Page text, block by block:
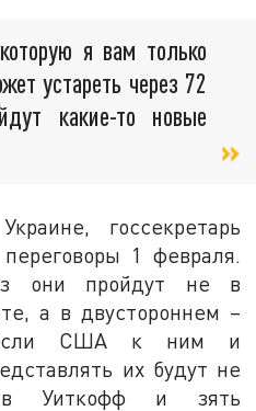
я вам только
устареть через 72
какие-то новые
госсекретарь
1 февраля.
они пройдут не в
а в двустороннем –
Если США к ним и
их будут не
Уиткофф и зять